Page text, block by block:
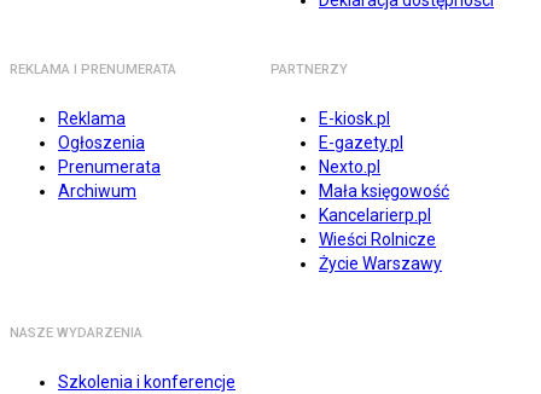
REKLAMA I PRENUMERATA
Reklama
Ogłoszenia
Prenumerata
Archiwum
PARTNERZY
E-kiosk.pl
E-gazety.pl
Nexto.pl
Mała księgowość
Kancelarierp.pl
Wieści Rolnicze
Życie Warszawy
NASZE WYDARZENIA
Szkolenia i konferencje